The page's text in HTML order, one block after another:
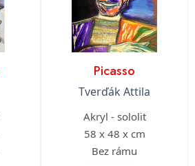
Picasso
Tverďák Attila
Akryl - sololit
58 x 48 x cm
Bez rámu